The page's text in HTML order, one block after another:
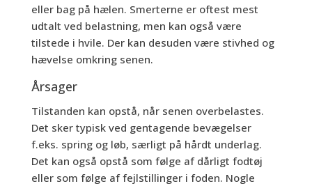
eller bag på hælen. Smerterne er oftest mest
udtalt ved belastning, men kan også være
tilstede i hvile. Der kan desuden være stivhed og
hævelse omkring senen.
Årsager
Tilstanden kan opstå, når senen overbelastes.
Det sker typisk ved gentagende bevægelser
f.eks. spring og løb, særligt på hårdt underlag.
Det kan også opstå som følge af dårligt fodtøj
eller som følge af fejlstillinger i foden. Nogle